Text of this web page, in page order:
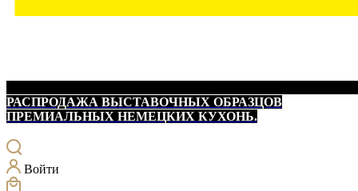
РАСПРОДАЖА ВЫСТАВОЧНЫХ ОБРАЗЦОВ
ПРЕМИАЛЬНЫХ НЕМЕЦКИХ КУХОНЬ.
Войти